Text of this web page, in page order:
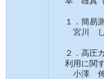
１．簡易
宮川 し
２．高圧
利用に関
小澤 伸